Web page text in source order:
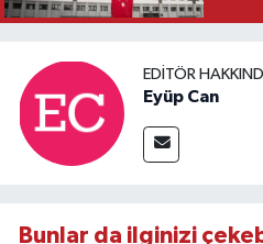
EDITÖR
Eyüp Can
Bunlar da ilginizi